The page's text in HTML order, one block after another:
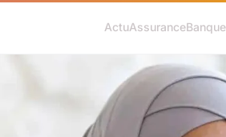
ActuAssuranceBanque